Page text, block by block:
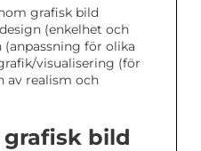
grafisk bild
(enkelhet och
(anpassning för olika
visualisering (för
av realism och
bild